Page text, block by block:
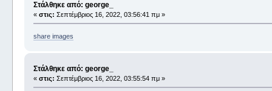
Στάλθηκε από: george_
« στις: Σεπτέμβριος 16, 2022, 03:56:41 πμ »
share images
Στάλθηκε από: george_
« στις: Σεπτέμβριος 16, 2022, 03:55:54 πμ »